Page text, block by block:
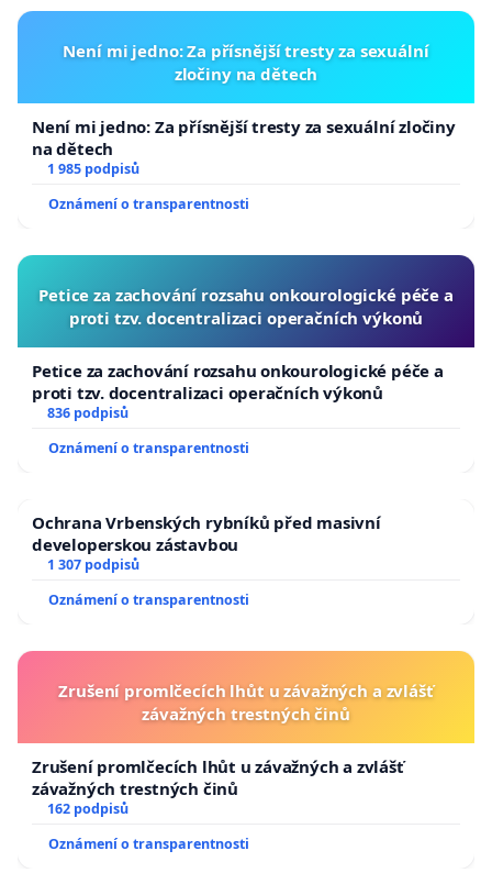
Není mi jedno: Za přísnější tresty za sexuální
zločiny na dětech
Není mi jedno: Za přísnější tresty za sexuální zločiny
na dětech
1 985 podpisů
Oznámení o transparentnosti
Petice za zachování rozsahu onkourologické péče a
proti tzv. docentralizaci operačních výkonů
Petice za zachování rozsahu onkourologické péče a
proti tzv. docentralizaci operačních výkonů
836 podpisů
Oznámení o transparentnosti
Ochrana Vrbenských rybníků před masivní
developerskou zástavbou
1 307 podpisů
Oznámení o transparentnosti
Zrušení promlčecích lhůt u závažných a zvlášť
závažných trestných činů
Zrušení promlčecích lhůt u závažných a zvlášť
závažných trestných činů
162 podpisů
Oznámení o transparentnosti